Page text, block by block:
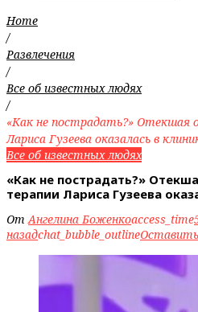
Home
/
Развлечения
/
Все об известных людях
/
«Как не пострадать?» Отекшая
Лариса Гузеева оказалась в
Все об известных людях
«Как не пострадать?»
терапии Лариса Гузеева
ОтАнгелина Боженкоaccess_time
назадchat_bubble_outline